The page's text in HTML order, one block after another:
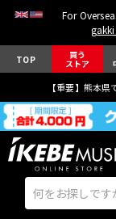
For
TOP 買う
ストア
【重要】熊本